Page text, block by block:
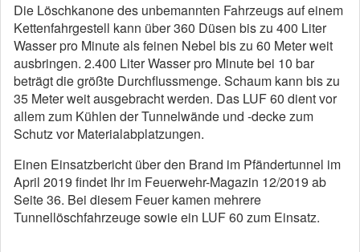
Die Löschkanone des unbemannten Fahrzeugs auf einem
Kettenfahrgestell kann über 360 Düsen bis zu 400 Liter
Wasser pro Minute als feinen Nebel bis zu 60 Meter weit
ausbringen. 2.400 Liter Wasser pro Minute bei 10 bar
beträgt die größte Durchflussmenge. Schaum kann bis zu
35 Meter weit ausgebracht werden. Das LUF 60 dient vor
allem zum Kühlen der Tunnelwände und -decke zum
Schutz vor Materialabplatzungen.
Einen Einsatzbericht über den Brand im Pfändertunnel im
April 2019 findet Ihr im Feuerwehr-Magazin 12/2019 ab
Seite 36. Bei diesem Feuer kamen mehrere
Tunnellöschfahrzeuge sowie ein LUF 60 zum Einsatz.